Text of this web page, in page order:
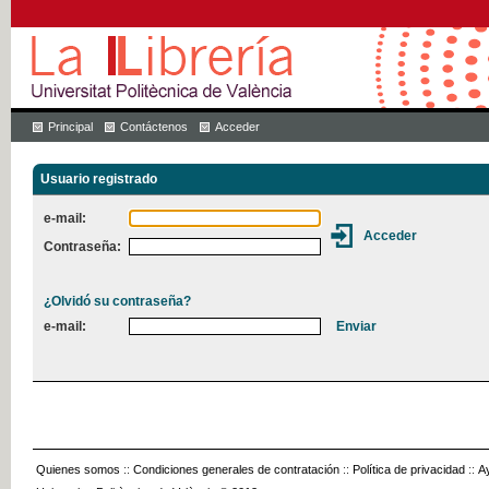
Principal Contáctenos Acceder
Usuario registrado
e-mail:
Contraseña:
¿Olvidó su contraseña?
e-mail:
Quienes somos :: Condiciones generales de contratación :: Política de privacidad ::